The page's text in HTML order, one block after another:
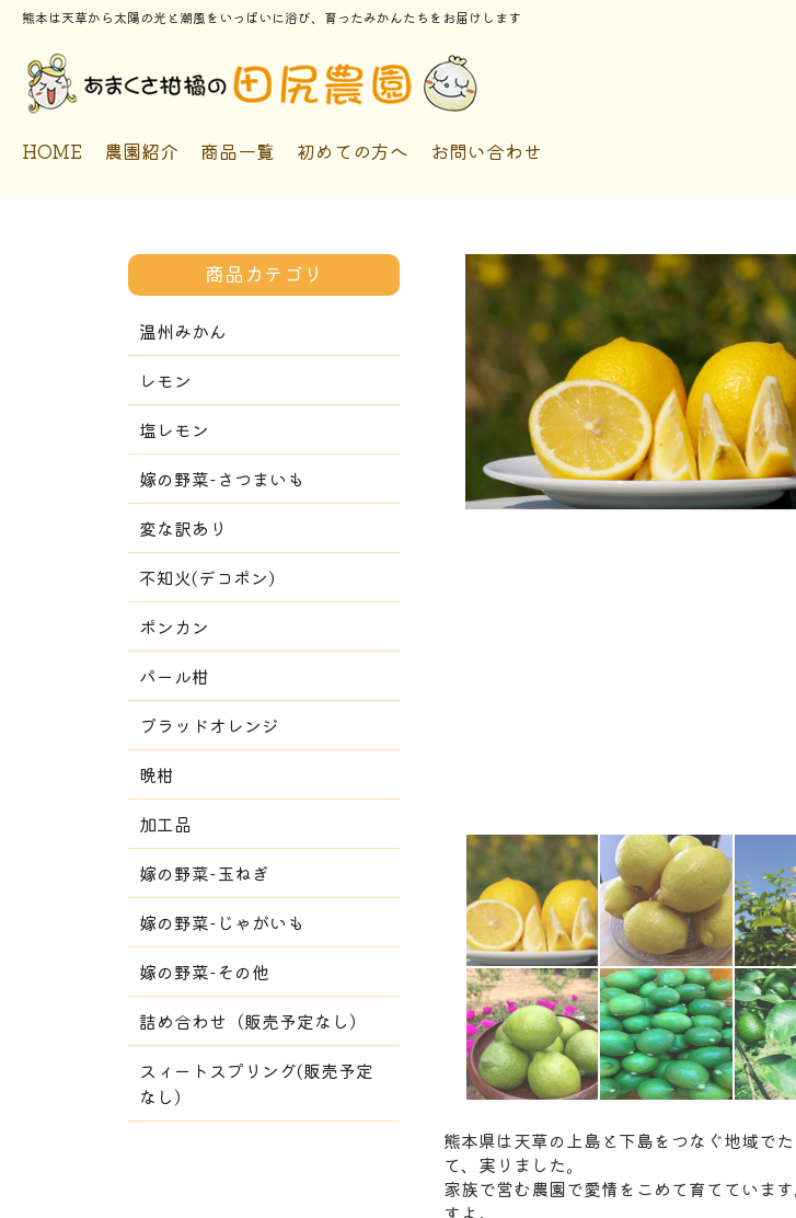
熊本は天草から太陽の光と潮風をいっぱいに浴び、育ったみかんたちをお届けします
HOME 農園紹介 商品一覧 初めての方へ お問い合わせ
商品カテゴリ
温州みかん
レモン
塩レモン
嫁の野菜-さつまいも
変な訳あり
不知火(デコポン)
ポンカン
パール柑
ブラッドオレンジ
晩柑
加工品
嫁の野菜-玉ねぎ
嫁の野菜-じゃがいも
嫁の野菜-その他
詰め合わせ（販売予定なし）
スィートスプリング(販売予定
なし）
熊本県は天草の上島と下島をつなぐ地域で
て、実りました。
家族で営む農園で愛情をこめて育てていま
すよ。